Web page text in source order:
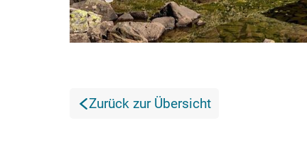
Zurück zur Übersicht